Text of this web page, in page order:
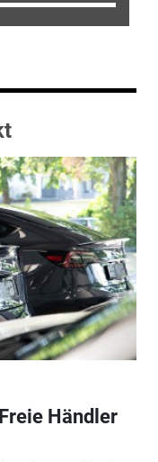
Händler